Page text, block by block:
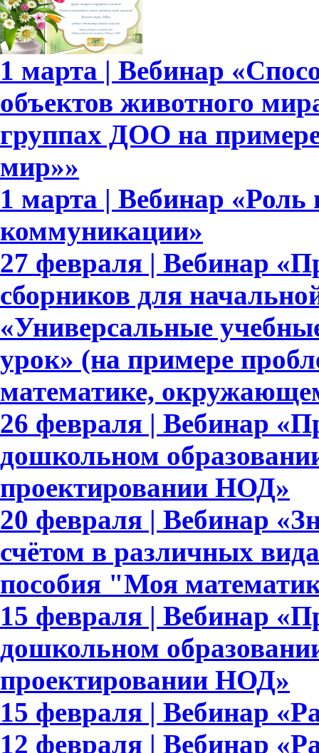
1 марта | Вебинар
объектов животного
группах ДОО на
мир»»
1 марта | Вебинар «Роль
коммуникации»
27 февраля | Вебинар
сборников для
«Универсальные
урок» (на примере
математике,
26 февраля | Вебинар
дошкольном
проектировании НОД»
20 февраля | Вебинар
счётом в различных
пособия "Моя
15 февраля | Вебинар
дошкольном
проектировании НОД»
15 февраля | Вебинар
12 февраля | Вебинар